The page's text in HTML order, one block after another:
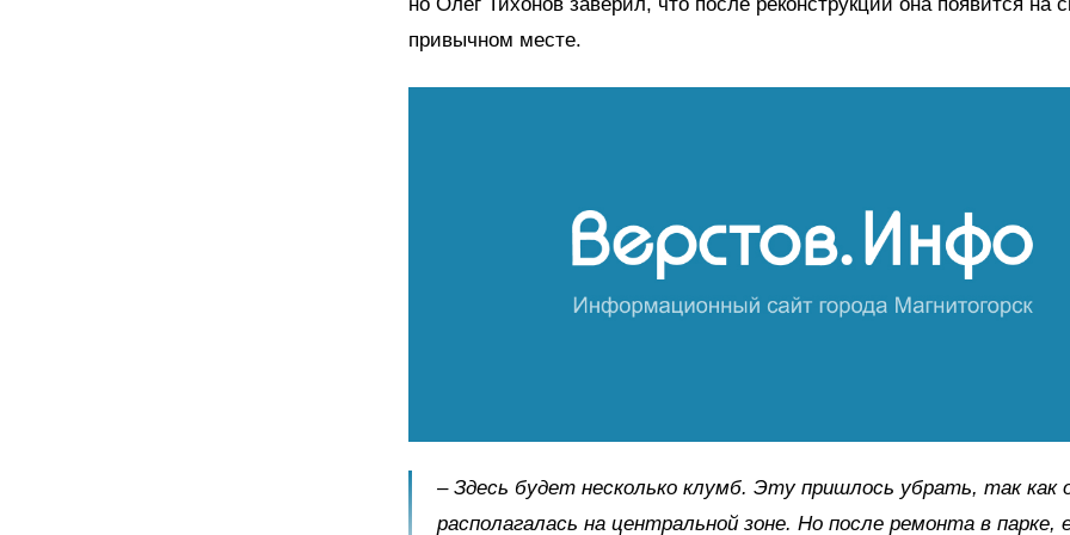
привычном месте.
– Здесь будет несколько клумб. Эту пришлось убрать, так как
располагалась на центральной зоне. Но после ремонта в парке,